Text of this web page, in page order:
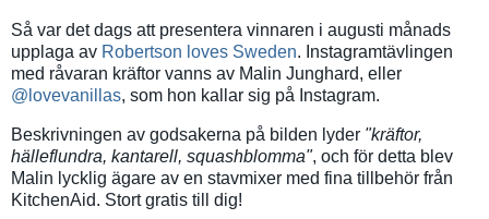
Så var det dags att presentera vinnaren i augusti månads
upplaga av Robertson loves Sweden. Instagramtävlingen
med råvaran kräftor vanns av Malin Junghard, eller
@lovevanillas, som hon kallar sig på Instagram.
Beskrivningen av godsakerna på bilden lyder "kräftor,
hälleflundra, kantarell, squashblomma", och för detta blev
Malin lycklig ägare av en stavmixer med fina tillbehör från
KitchenAid. Stort gratis till dig!